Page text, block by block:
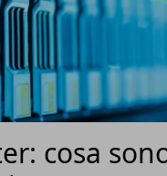
cosa